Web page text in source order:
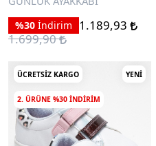
%30 İndirim
1.189,93
1.699,90
ÜCRETSIZ KARGO YENI
2. ÜRÜNE %30 INDIRIM